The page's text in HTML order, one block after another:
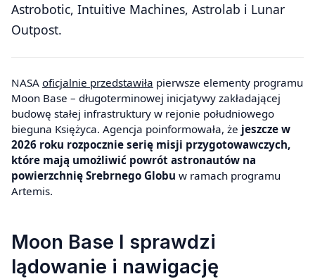
Astrobotic, Intuitive Machines, Astrolab i Lunar
Outpost.
NASA oficjalnie przedstawiła pierwsze elementy programu
Moon Base – długoterminowej inicjatywy zakładającej
budowę stałej infrastruktury w rejonie południowego
bieguna Księżyca. Agencja poinformowała, że jeszcze w
2026 roku rozpocznie serię misji przygotowawczych,
które mają umożliwić powrót astronautów na
powierzchnię Srebrnego Globu w ramach programu
Artemis.
Moon Base I sprawdzi
lądowanie i nawigację